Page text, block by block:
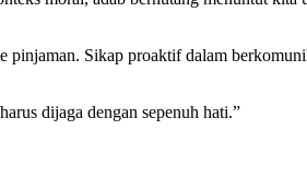
pinjaman. Sikap proaktif dalam
dijaga dengan sepenuh hati.”